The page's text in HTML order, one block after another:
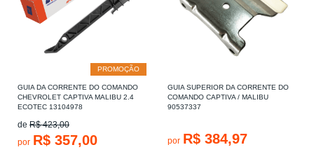
PROMOÇÃO
GUIA DA CORRENTE DO COMANDO
CHEVROLET CAPTIVA MALIBU 2.4
ECOTEC 13104978
de R$ 423,00
por R$ 357,00
GUIA SUPERIOR DA CORRENTE DO
COMANDO CAPTIVA / MALIBU
90537337
por R$ 384,97